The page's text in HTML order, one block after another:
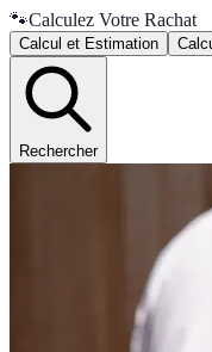
🐾Calculez Votre Rachat
Calcul et Estimation
Rechercher